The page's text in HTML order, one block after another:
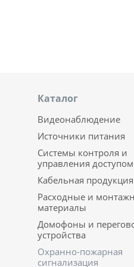
Каталог
Видеонаблюдение
Источники питания
Системы контроля и
управления доступом
Кабельная продукция
Расходные и
материалы
Домофоны и
устройства
Охранно-пожарная
сигнализация